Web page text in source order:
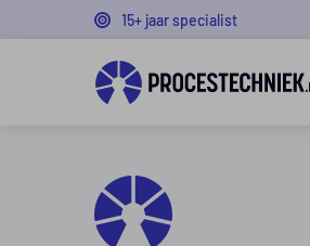
15+ jaar specialist